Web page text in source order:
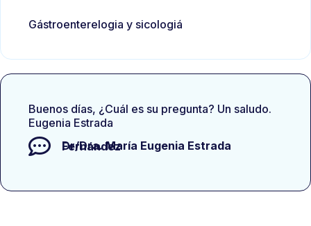
Gástroenterelogia y sicologiá
Buenos días, ¿Cuál es su pregunta? Un saludo.
Eugenia Estrada
Dr/Dra.
María Eugenia Estrada Fernández